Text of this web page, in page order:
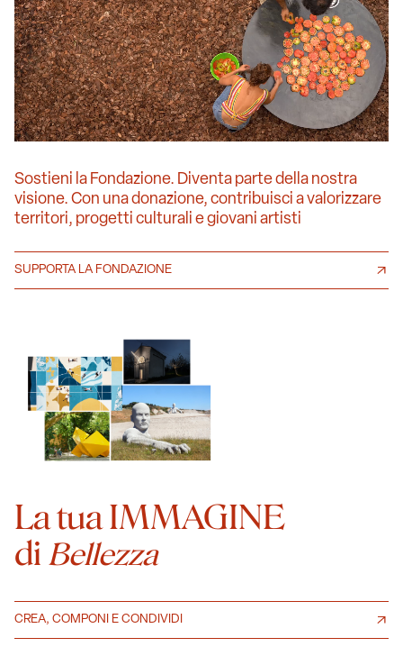
Sostieni la Fondazione. Diventa parte della nostra
visione. Con una donazione, contribuisci a valorizzare
territori, progetti culturali e giovani artisti
SUPPORTA LA FONDAZIONE
La tua IMMAGINE
di Bellezza
CREA, COMPONI E CONDIVIDI